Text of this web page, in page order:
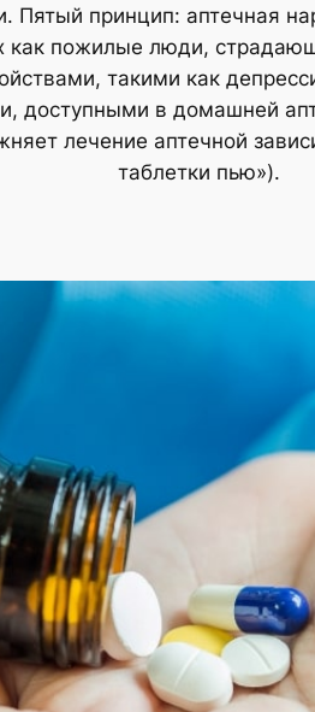
Пятый принцип: аптечная
как пожилые люди,
такими как
доступными в домашней
лечение аптечной
таблетки пью»).